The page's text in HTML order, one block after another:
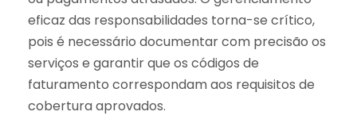
eficaz das responsabilidades torna-se crítico,
pois é necessário documentar com precisão os
serviços e garantir que os códigos de
faturamento correspondam aos requisitos de
cobertura aprovados.